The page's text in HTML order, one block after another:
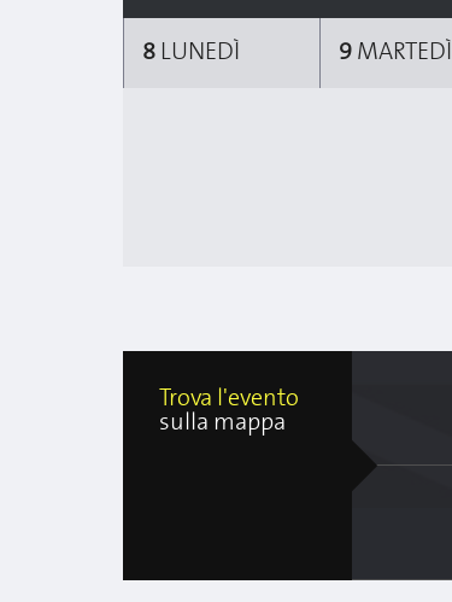
8 LUNEDÌ 9MARTEDÌ
Trova l'evento
sulla mappa